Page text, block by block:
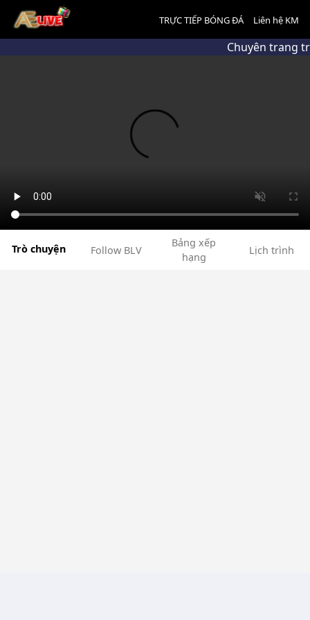
TRỰC TIẾP BÓNG ĐÁ Liên hệ KM
Chuyên trang
Trò chuyện Follow BLV
Bảng xếp
hạng
Lịch trình